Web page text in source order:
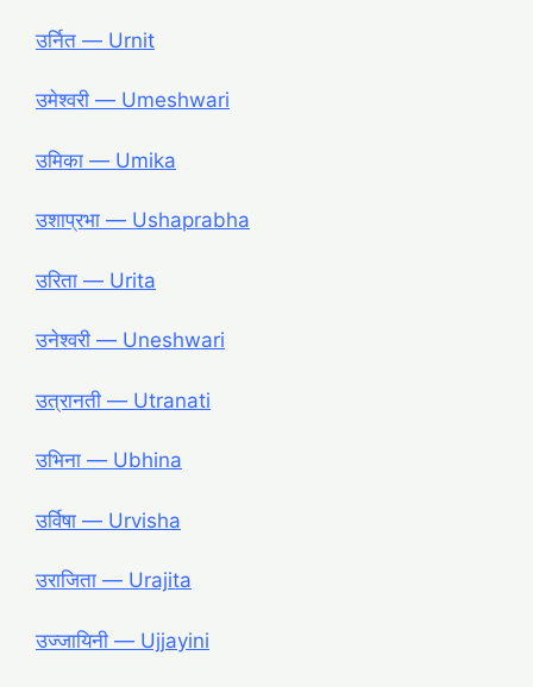
उर्नित ― Urnit
उमेश्वरी ― Umeshwari
उमिका ― Umika
उशाप्रभा ― Ushaprabha
उरिता ― Urita
उनेश्वरी ― Uneshwari
उत्रानती ― Utranati
उभिना ― Ubhina
उर्विषा ― Urvisha
उराजिता ― Urajita
उज्जायिनी ― Ujjayini